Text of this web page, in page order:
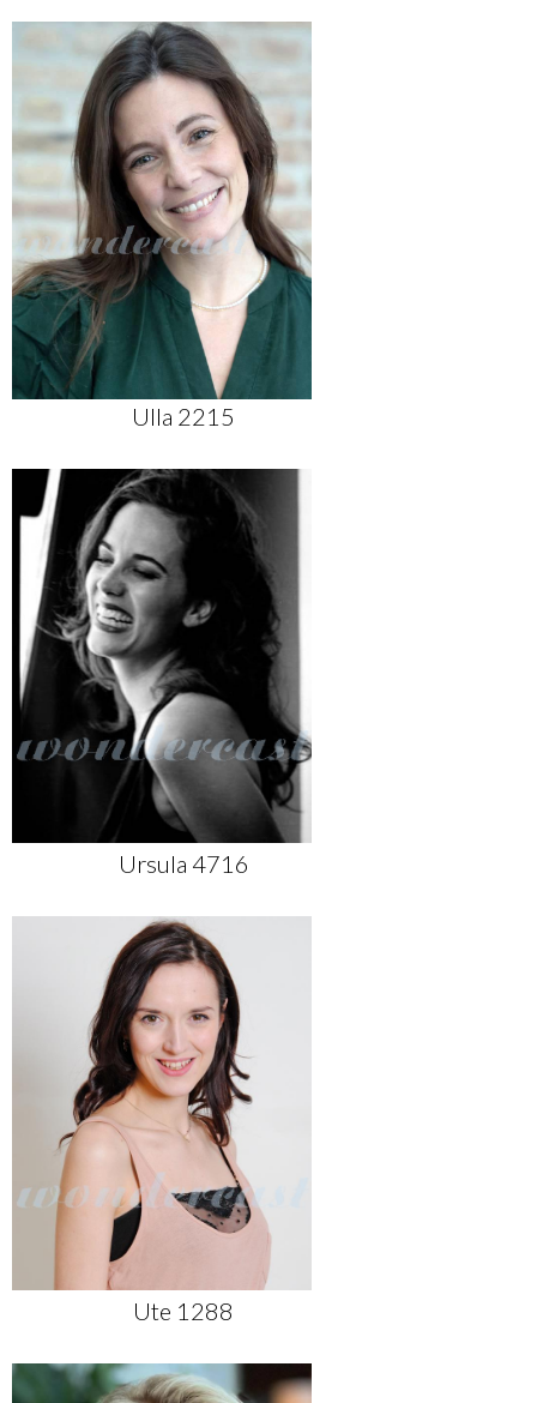
Ulla 2215
Ursula 4716
Ute 1288